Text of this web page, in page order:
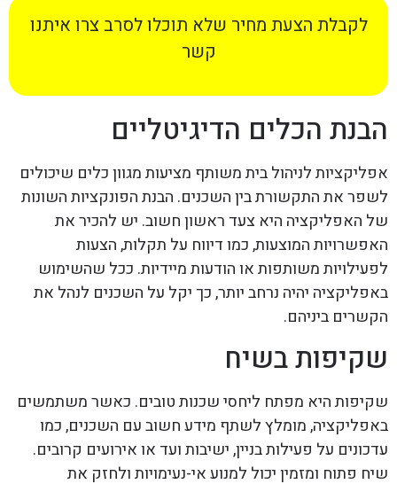
לקבלת הצעת מחיר שלא תוכלו לסרב צרו איתנו
קשר
הבנת הכלים הדיגיטליים
אפליקציות לניהול בית משותף מציעות מגוון כלים שיכולים
לשפר את התקשורת בין השכנים. הבנת הפונקציות השונות
של האפליקציה היא צעד ראשון חשוב. יש להכיר את
האפשרויות המוצעות, כמו דיווח על תקלות, הצעות
לפעילויות משותפות או הודעות מיידיות. ככל שהשימוש
באפליקציה יהיה נרחב יותר, כך יקל על השכנים לנהל את
הקשרים ביניהם.
שקיפות בשיח
שקיפות היא מפתח ליחסי שכנות טובים. כאשר משתמשים
באפליקציה, מומלץ לשתף מידע חשוב עם השכנים, כמו
עדכונים על פעילות בניין, ישיבות ועד או אירועים קרובים.
שיח פתוח ומזמין יכול למנוע אי-נעימויות ולחזק את